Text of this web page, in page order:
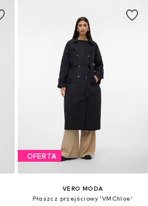
OFERTA
VERO MODA
Płaszcz przejściowy 'VMChloe'